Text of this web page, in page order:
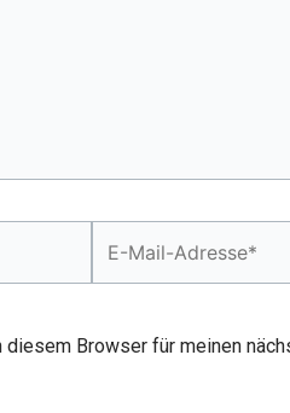
Browser für meinen